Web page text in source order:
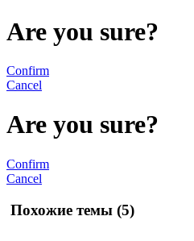
Are you sure?
Confirm
Cancel
Are you sure?
Confirm
Cancel
Похожие темы (5)